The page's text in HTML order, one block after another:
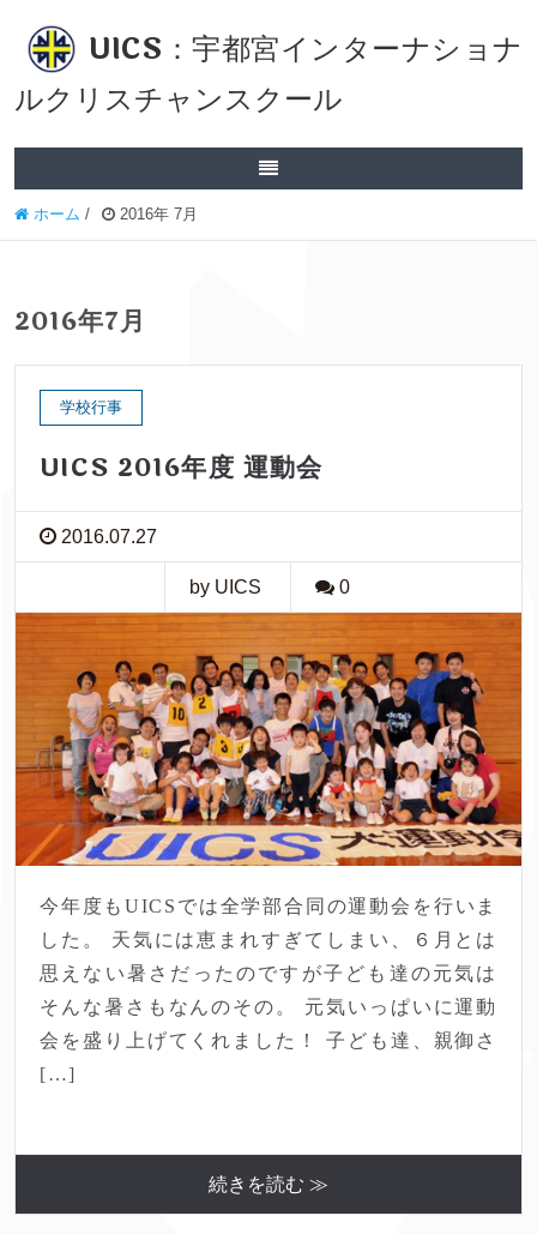
UICS：宇都宮インターナショナ
ルクリスチャンスクール
ホーム / 2016年 7月
2016年7月
学校行事
UICS 2016年度 運動会
2016.07.27
by UICS 0
今年度もUICSでは全学部合同の運動会を行いま
した。 天気には恵まれすぎてしまい、６月とは
思えない暑さだったのですが子ども達の元気は
そんな暑さもなんのその。 元気いっぱいに運動
会を盛り上げてくれました！ 子ども達、親御さ
[…]
続きを読む ≫